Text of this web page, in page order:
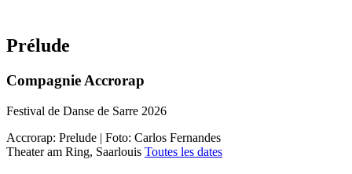
Prélude
Compagnie Accrorap
Festival de Danse de Sarre 2026
Accrorap: Prelude | Foto: Carlos Fernandes
Theater am Ring, Saarlouis Toutes les dates